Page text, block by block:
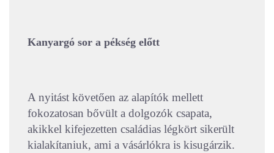
Kanyargó sor a pékség előtt
A nyitást követően az alapítók mellett
fokozatosan bővült a dolgozók csapata,
akikkel kifejezetten családias légkört sikerült
kialakítaniuk, ami a vásárlókra is kisugárzik.